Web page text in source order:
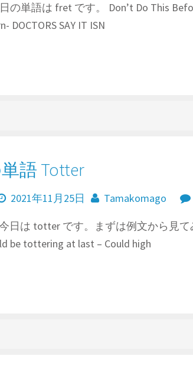
の単語は fret です。 Don’t Do This
DOCTORS SAY IT ISN
語 Totter
2021年11月25日 Tamakomago
日は totter です。まずは例文から見て
be tottering at last – Could high